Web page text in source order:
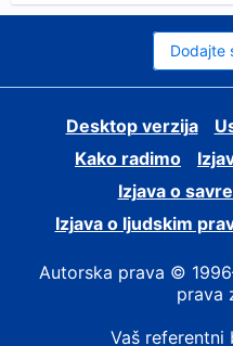
Dodajte
Desktop verzija
Kako radimo
Izjava o
Izjava o ljudskim
Autorska prava ©
prava
Vaš referentni